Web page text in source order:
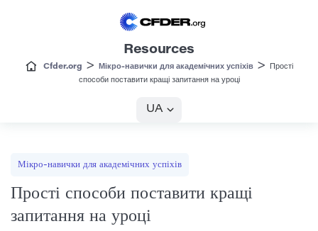
Resources
Cfder.org > Мікро-навички для академічних успіхів>
Прості
способи поставити кращі запитання на уроці
UA
Мікро-навички для академічних успіхів
Прості способи поставити кращі
запитання на уроці